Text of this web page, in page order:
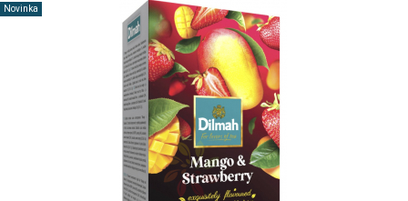
Novinka